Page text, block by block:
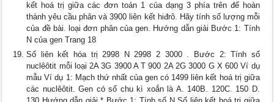
kết hoá trị giữa các đơn toán 1 của dạng 3 phía trên để hoàn
thành yêu cầu phân và 3900 liên kết hiđrô. Hãy tính số lượng mỗi
của đề bài. loại đơn phân của gen. Hướng dẫn giải Bước 1: Tính
N của gen Trang 18
Số liên kết hóa trị 2998 N 2998 2 3000 . Bước 2: Tính số
nuclêôtit mỗi loại 2A 3G 3900 A T 900 2A 2G 3000 G X 600 Ví dụ
mẫu Ví dụ 1: Mạch thứ nhất của gen có 1499 liên kết hoá trị giữa
các nuclêôtit. Gen có số chu kì xoắn là A. 140B. 120C. 150 D.